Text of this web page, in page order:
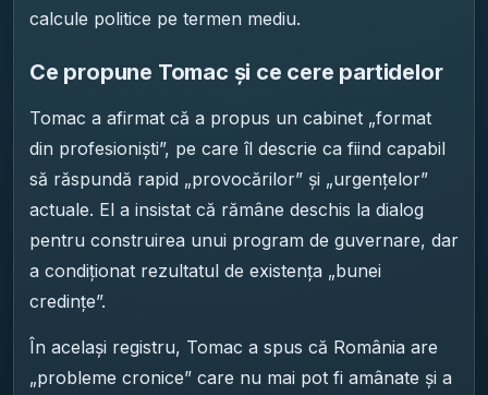
calcule politice pe termen mediu.
Ce propune Tomac și ce cere partidelor
Tomac a afirmat că a propus un cabinet „format
din profesioniști”, pe care îl descrie ca fiind capabil
să răspundă rapid „provocărilor” și „urgențelor”
actuale. El a insistat că rămâne deschis la dialog
pentru construirea unui program de guvernare, dar
a condiționat rezultatul de existența „bunei
credințe”.
În același registru, Tomac a spus că România are
„probleme cronice” care nu mai pot fi amânate și a